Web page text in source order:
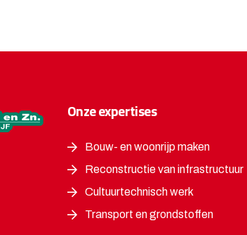
Onze expertises
Bouw- en woonrijp maken
Reconstructie van infrastructuur
Cultuurtechnisch werk
Transport en grondstoffen